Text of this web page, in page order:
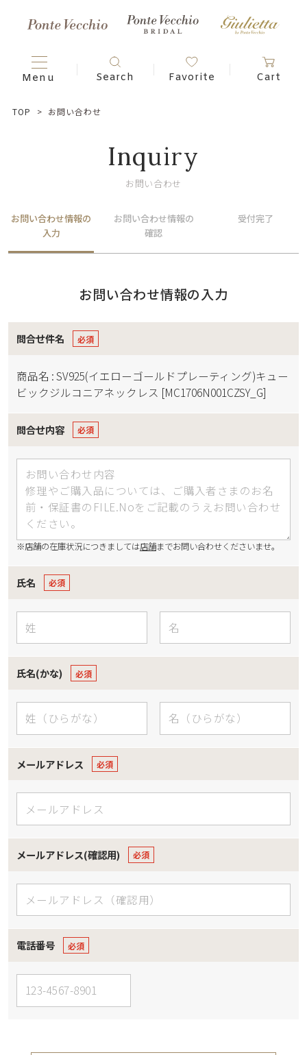
TOP お問い合わせ
Inquiry
お問い合わせ
お問い合わせ情報の
入力
お問い合わせ情報の
確認
受付完了
お問い合わせ情報の入力
問合せ件名
商品名 : SV925(イエローゴールドプレーティング)キュー
ビックジルコニアネックレス [MC1706N001CZSY_G]
問合せ内容
※店舗の在庫状況につきましては店舗までお問い合わせくださいませ。
氏名
氏名(かな)
メールアドレス
メールアドレス(確認用)
電話番号